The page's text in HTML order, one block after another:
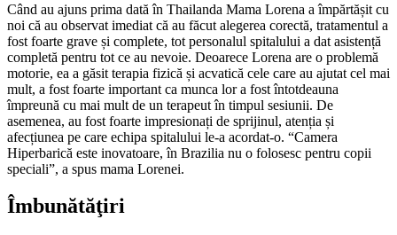
Când au ajuns prima dată în Thailanda Mama Lorena a împărtășit cu
noi că au observat imediat că au făcut alegerea corectă, tratamentul a
fost foarte grave și complete, tot personalul spitalului a dat asistență
completă pentru tot ce au nevoie. Deoarece Lorena are o problemă
motorie, ea a găsit terapia fizică și acvatică cele care au ajutat cel mai
mult, a fost foarte important ca munca lor a fost întotdeauna
împreună cu mai mult de un terapeut în timpul sesiunii. De
asemenea, au fost foarte impresionați de sprijinul, atenția și
afecțiunea pe care echipa spitalului le-a acordat-o. “Camera
Hiperbarică este inovatoare, în Brazilia nu o folosesc pentru copii
speciali”, a spus mama Lorenei.
Îmbunătăţiri